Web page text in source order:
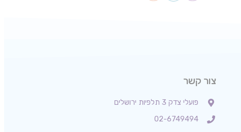
צור קשר
פועלי צדק 3 תלפיות ירושלים
02-6749494